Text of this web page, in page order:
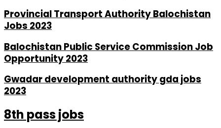
Provincial Transport Authority Balochistan
Jobs 2023
Balochistan Public Service Commission Job
Opportunity 2023
Gwadar development authority gda jobs
2023
8th pass jobs